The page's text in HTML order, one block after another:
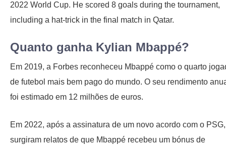
2022 World Cup. He scored 8 goals during the tournament,
including a hat-trick in the final match in Qatar.
Quanto ganha Kylian Mbappé?
Em 2019, a Forbes reconheceu Mbappé como o quarto
de futebol mais bem pago do mundo. O seu rendimento
foi estimado em 12 milhões de euros.
Em 2022, após a assinatura de um novo acordo com o PSG,
surgiram relatos de que Mbappé recebeu um bónus de